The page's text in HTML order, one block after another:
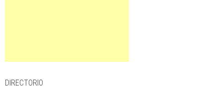
DIRECTORIO